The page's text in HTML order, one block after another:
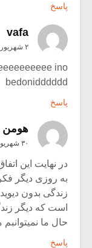
پاسخ
vafa
۲ شهریور ۱۳۸۵ در ۴:۰۷ ب٫ظ
ino
bedonidddddd
پاسخ
هومن
۳۰ شهریور ۱۳۸۵ در ۱۱:۲۶ ب٫ظ
در نهایت این
به روزی دیگر
زندگی بدون
است که دیگر
حال ما
پاسخ